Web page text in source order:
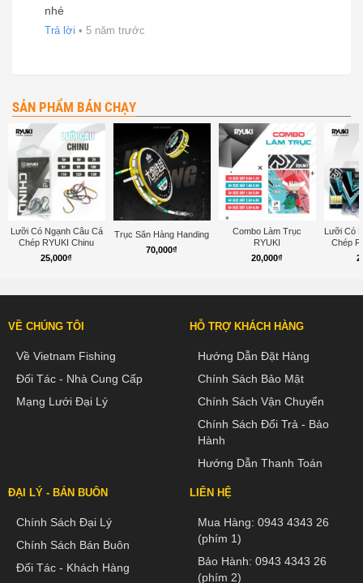
nhé
Trả lời • 5 năm trước
SẢN PHẨM BÁN CHẠY
Lưỡi Có Ngạnh Câu Cá
Chép RYUKI Chinu
25,000₫
Trục Săn Hàng Handing
70,000₫
Combo Làm Trục
RYUKI
20,000₫
Lưỡi Có
Chép
VỀ CHÚNG TÔI
Về Vietnam Fishing
Đối Tác - Nhà Cung Cấp
Mạng Lưới Đại Lý
HỖ TRỢ KHÁCH HÀNG
Hướng Dẫn Đặt Hàng
Chính Sách Bảo Mật
Chính Sách Vận Chuyển
Chính Sách Đổi Trả - Bảo
Hành
Hướng Dẫn Thanh Toán
ĐẠI LÝ - BÁN BUÔN
Chính Sách Đại Lý
Chính Sách Bán Buôn
Đối Tác - Khách Hàng
LIÊN HỆ
Mua Hàng: 0943 4343 26
(phím 1)
Bảo Hành: 0943 4343 26
(phím 2)